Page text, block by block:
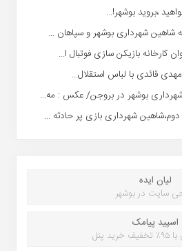
،بروید بوشهر!...
شاهین شهردارى بوشهر و سپاهان ...
کارخانه بازیکن سازی فوتبال ا...
قائدی با لباس استقلال...
شهرداری بوشهر در بروجن/ عکس : مه...
شهرداری بازی پر حادثه ...
لیان ایده
سایت در بوشهر
اسپید پیامک
پنل